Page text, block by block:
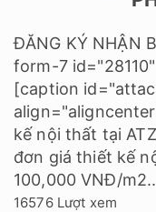
ĐĂNG KÝ NHẬN
form-7
[caption
kế nội thất tại
đơn giá thiết kế
100,000 VNĐ/
16576 Lượt xem